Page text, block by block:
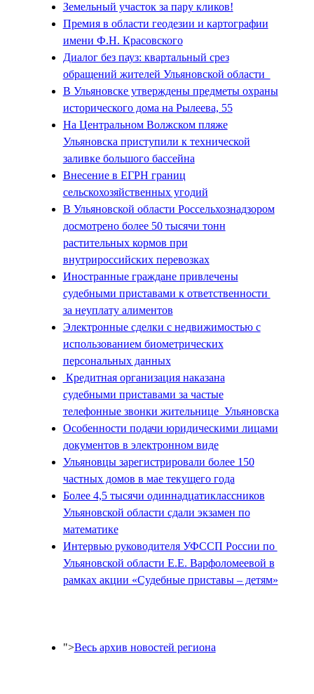
Земельный участок за пару кликов!
Премия в области геодезии и картографии
имени Ф.Н. Красовского
Диалог без пауз: квартальный срез
обращений жителей Ульяновской области
В Ульяновске утверждены предметы охраны
исторического дома на Рылеева, 55
На Центральном Волжском пляже
Ульяновска приступили к технической
заливке большого бассейна
Внесение в ЕГРН границ
сельскохозяйственных угодий
В Ульяновской области Россельхознадзором
досмотрено более 50 тысячи тонн
растительных кормов при
внутрироссийских перевозках
Иностранные граждане привлечены
судебными приставами к ответственности
за неуплату алиментов
Электронные сделки с недвижимостью с
использованием биометрических
персональных данных
Кредитная организация наказана
судебными приставами за частые
телефонные звонки жительнице Ульяновска
Особенности подачи юридическими лицами
документов в электронном виде
Ульяновцы зарегистрировали более 150
частных домов в мае текущего года
Более 4,5 тысячи одиннадцатиклассников
Ульяновской области сдали экзамен по
математике
Интервью руководителя УФССП России по
Ульяновской области Е.Е. Варфоломеевой в
рамках акции «Судебные приставы – детям»
">Весь архив новостей региона